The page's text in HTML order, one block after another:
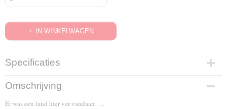
IN WINKELWAGEN
Specificaties
EAN code
8717662558269
Omschrijving
Er was een land hier ver vandaan…..